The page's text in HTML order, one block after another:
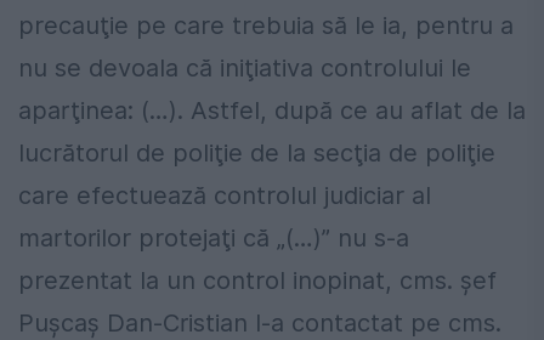
precauţie pe care trebuia să le ia, pentru a
nu se devoala că iniţiativa controlului le
aparţinea: (…). Astfel, după ce au aflat de la
lucrătorul de poliţie de la secţia de poliţie
care efectuează controlul judiciar al
martorilor protejaţi că „(…)” nu s-a
prezentat la un control inopinat, cms. şef
Pușcaș Dan-Cristian l-a contactat pe cms.